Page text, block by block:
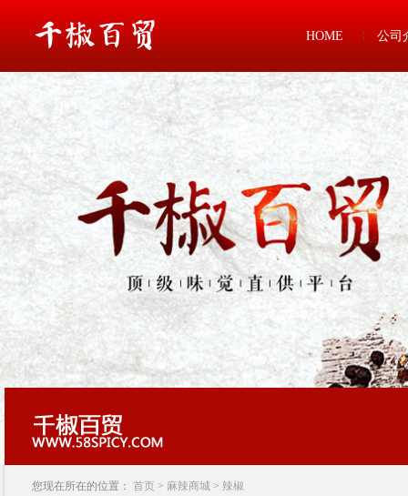
HOME 公司
您现在所在的位置： 首页 > 麻辣商城 > 辣椒